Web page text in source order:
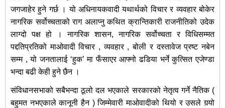
जगजाहेर हुने गर्छ । यो अधिनायकवादी यथार्थको विचार र व्यवहार बोकेर
नागरिक सर्वोच्चताको राग अलाप्नु कथित क्रान्तिकारी राजनीतिको उदेक
लाग्दो पक्ष हो । नागरिक शासन, नागरिक सर्वोच्चता र विधिसम्मत
पद्दतिप्रतिको माओवादी विचार , व्यवहार , बोली र दस्तावेज प्रष्ट नबेन
सम्म , यो जनतालाई ‘हुक’ मा फँसाएर आफ्नो ढडिया भर्ने कुत्सित एजेण्डा
भन्दा बढी केही हुने छैन ।
संविधानसभाको सबैभन्दा ठूलो दल भएकाले सरकारको नेतृत्व गर्ने नैतिक (
बहुमत नभएकाले कानूनी हैन ) जिम्मेवारी माओवादीको थियो र उसले गर्‍यो